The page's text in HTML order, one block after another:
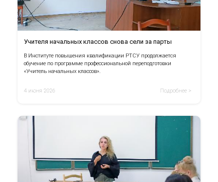
Учителя начальных классов снова сели за парты
В Институте повышения квалификации РТСУ продолжается
обучение по программе профессиональной переподготовки
«Учитель начальных классов».
4 июня 2026 Подробнее >